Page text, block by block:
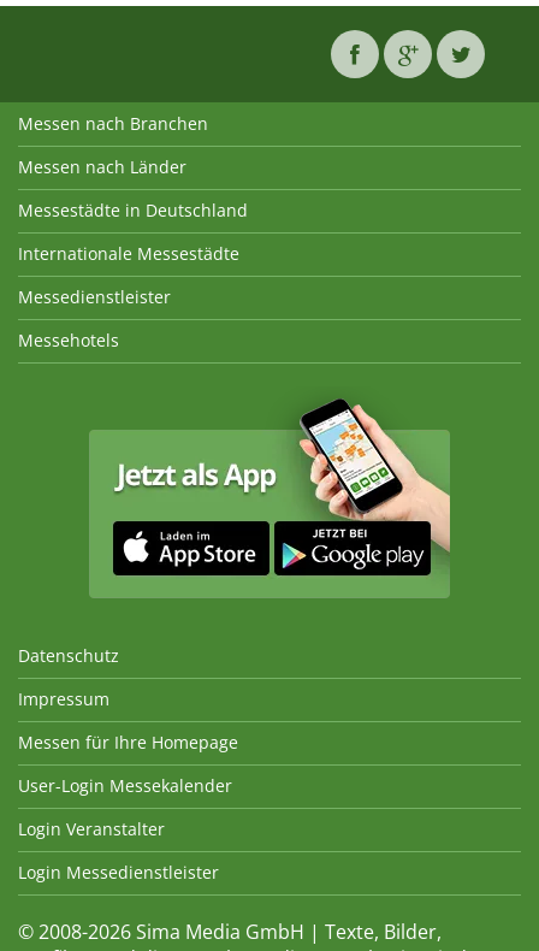
Messen nach Branchen
Messen nach Länder
Messestädte in Deutschland
Internationale Messestädte
Messedienstleister
Messehotels
Datenschutz
Impressum
Messen für Ihre Homepage
User-Login Messekalender
Login Veranstalter
Login Messedienstleister
© 2008-2026 Sima Media GmbH | Texte, Bilder,